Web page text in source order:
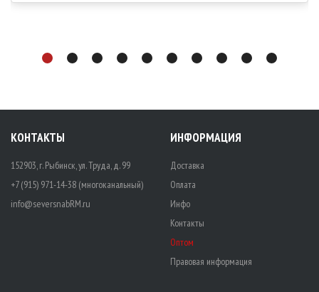
КОНТАКТЫ
152903, г. Рыбинск, ул. Труда, д. 99
+7 (915) 971-14-38 (многоканальный)
info@seversnabRM.ru
ИНФОРМАЦИЯ
Доставка
Оплата
Инфо
Контакты
Оптом
Правовая информация